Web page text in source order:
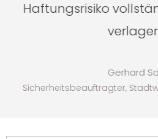
Haftungsrisiko
Gerhard
Sicherheitsbeauftragter,